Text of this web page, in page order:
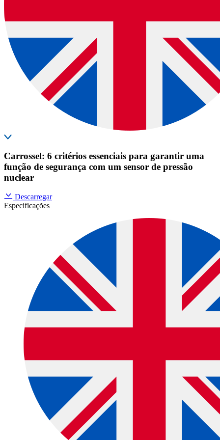
Carrossel: 6 critérios essenciais para garantir uma
função de segurança com um sensor de pressão
nuclear
Descarregar
Especificações